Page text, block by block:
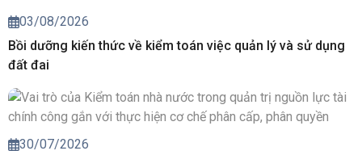
03/08/2026
Bồi dưỡng kiến thức về kiểm toán việc quản lý và sử dụng
đất đai
30/07/2026